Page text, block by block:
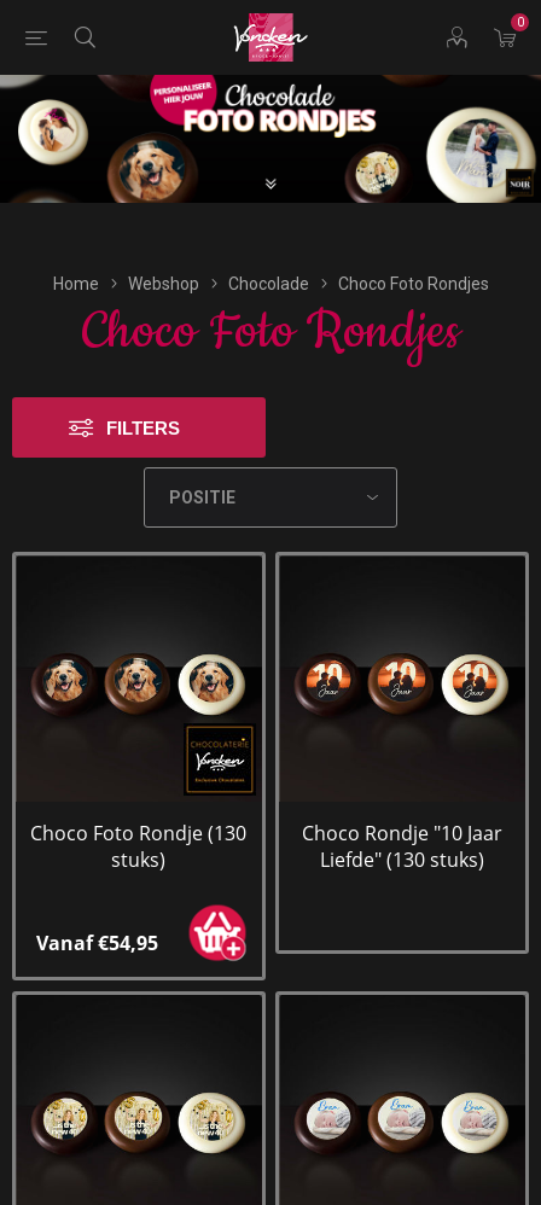
0
Bestellingen voor morgen kunnen vandaag uiterlijk tot
17:00 uur worden geplaatst.
Home Webshop Chocolade Choco Foto Rondjes
Choco Foto Rondjes
FILTERS
Choco Foto Rondje (130
stuks)
Vanaf €54,95
Choco Rondje "10 Jaar
Liefde" (130 stuks)